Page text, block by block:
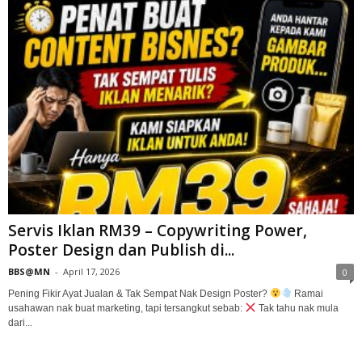
Servis Iklan RM39 – Copywriting Power,
Poster Design dan Publish di...
BBS@MN - April 17, 2026 0
Pening Fikir Ayat Jualan & Tak Sempat Nak Design Poster?
Ramai
usahawan nak buat marketing, tapi tersangkut sebab:
Tak tahu nak mula
dari...